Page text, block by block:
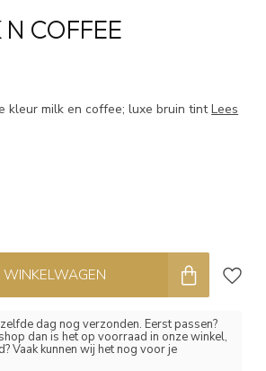
N COFFEE
kleur milk en coffee; luxe bruin tintLees
dag nog verzonden. Eerst passen?
dan is het op voorraad in onze winkel,
Vaak kunnen wij het nog voor je